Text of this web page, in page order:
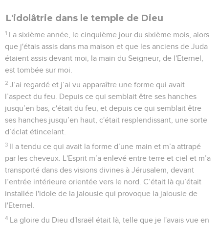
L'idolâtrie dans le temple de Dieu
1 La sixième année, le cinquième jour du sixième mois, alors
que j'étais assis dans ma maison et que les anciens de Juda
étaient assis devant moi, la main du Seigneur, de l'Eternel,
est tombée sur moi.
2 J’ai regardé et j’ai vu apparaître une forme qui avait
l’aspect du feu. Depuis ce qui semblait être ses hanches
jusqu’en bas, c'était du feu, et depuis ce qui semblait être
ses hanches jusqu’en haut, c'était resplendissant, une sorte
d’éclat étincelant.
3 Il a tendu ce qui avait la forme d’une main et m’a attrapé
par les cheveux. L'Esprit m’a enlevé entre terre et ciel et m’a
transporté dans des visions divines à Jérusalem, devant
l’entrée intérieure orientée vers le nord. C’était là qu’était
installée l'idole de la jalousie qui provoque la jalousie de
l'Eternel.
4 La gloire du Dieu d'Israël était là, telle que je l'avais vue en